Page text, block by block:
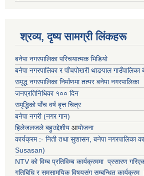
श्रव्य, दृष्य सामग्री लिंकहरू
बनेपा नगरपालिका परिचयात्मक भिडियो
बनेपा नगरपालिका र पाँचपोखरी थाङपाल गाउँपालिका
समृद्ध नगरपालिका निर्माणमा तत्पर बनेपा नगरपालिका
जनप्रतिनिधिका १०० दिन
समृद्धिको पाँच वर्ष बृत्त चित्र
बनेपा नगरी (नगर गान)
हिलेजलजले बहुउद्देशीय आयोजना
कार्यक्रम :- निती तथा सुशासन, बनेपा नगरपालिका
Susasan)
NTV को विम्ब प्रतिविम्ब कार्यक्रममा प्रसारण
गतिबिधि र समसामयिक विषयसंग सम्बन्धित